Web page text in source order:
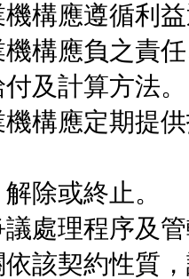
構應遵循利
構應負之責
及計算方法。
構應定期提
除或終止。
處理程序及
該契約性質